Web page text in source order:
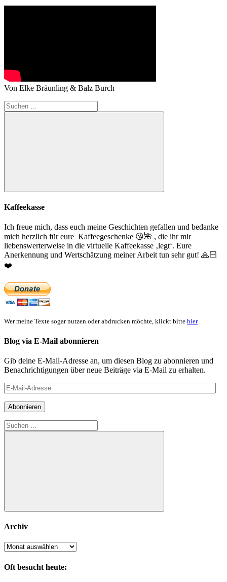
Von Elke Bräunling & Balz Burch
Suchen
nach:
Suchen
Kaffeekasse
Ich freue mich, dass euch meine Geschichten gefallen und bedanke
mich herzlich für eure Kaffeegeschenke 😘🌺 , die ihr mir
liebenswerterweise in die virtuelle Kaffeekasse ‚legt‘. Eure
Anerkennung und Wertschätzung meiner Arbeit tun sehr gut! 🙏🏻
❤️
Wer meine Texte sogar nutzen oder abdrucken möchte, klickt bitte hier
Blog via E-Mail abonnieren
Gib deine E-Mail-Adresse an, um diesen Blog zu abonnieren und
Benachrichtigungen über neue Beiträge via E-Mail zu erhalten.
E-
Mail-
Adresse
Abonnieren
Suchen
nach:
Suchen
Archiv
Archiv
Oft besucht heute: